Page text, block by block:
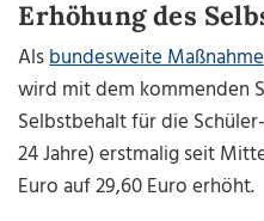
Erhöhung des
Alsbundesweite Maßnahme
wird mit dem kommenden
Selbstbehalt für die
24 Jahre) erstmalig seit
Euro auf 29,60 Euro erhöht.